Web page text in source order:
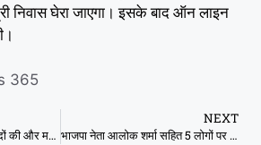
निवास घेरा जाएगा। इसके बाद ऑन लाइन
365
अभिनेता सोनू सूद ने जरूरतमंदों की और मदद करने के लिए अपनी 8 प्रॉपर्टी गिरवी रखीं
NEXT
भाजपा नेता आलोक शर्मा सहित 5 लोगों पर गैंगरेप का मामला दर्ज, कुछ देर बाद क्रॉस एफआईआर